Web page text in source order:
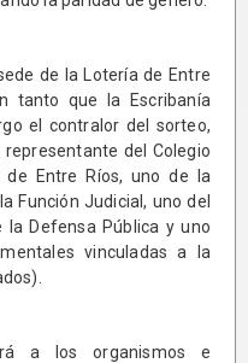
de la Lotería de Entre
tanto que la Escribanía
el contralor del sorteo,
del Colegio
Entre Ríos, uno de la
Función Judicial, uno del
la Defensa Pública y uno
vinculadas a la
a los organismos e